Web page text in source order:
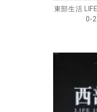
東部生活
0-